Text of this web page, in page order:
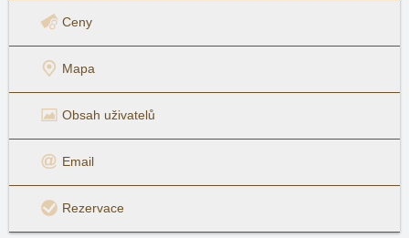
Ceny
Mapa
Obsah uživatelů
Email
Rezervace